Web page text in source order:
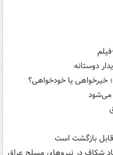
دوستانه
خیرخواهی یا خودخواهی؟
می‌شود
بازگشت است
شکاف در نیروهای مسلح عراق